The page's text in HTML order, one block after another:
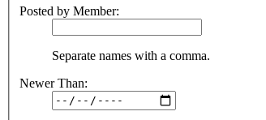
Posted by Member:
Separate names with a comma.
Newer Than: